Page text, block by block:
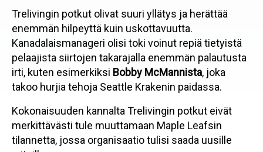
Trelivingin potkut olivat suuri yllätys ja herättää
enemmän hilpeyttä kuin uskottavuutta.
Kanadalaismanageri olisi toki voinut repiä tietyistä
pelaajista siirtojen takarajalla enemmän palautusta
irti, kuten esimerkiksi Bobby McMannista, joka
takoo hurjia tehoja Seattle Krakenin paidassa.
Kokonaisuuden kannalta Trelivingin potkut eivät
merkittävästi tule muuttamaan Maple Leafsin
tilannetta, jossa organisaatio tulisi saada uusille